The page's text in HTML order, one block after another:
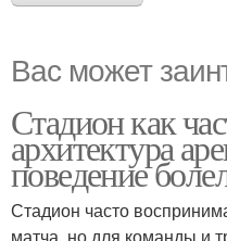
Вас может
Стадион как
архитектура
поведение
Стадион часто
матча, но для команды и